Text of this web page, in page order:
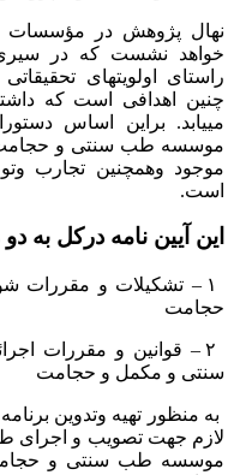
نهال پژوهش در مؤسسات
خواهد نشست که در
راستای اولویتهای
چنین اهدافی است که
مییابد. براین اساس
موسسه طب سنتی و حجامت
موجود وهمچنین تجارب
است.
این آیین نامه درکل به
١ – تشکیلات و
حجامت
٢ – قوانین و مقررات
سنتی و مکمل و حجامت
به منظور تهیه وتدوین
لازم جهت تصویب و اجرای
موسسه طب سنتی و